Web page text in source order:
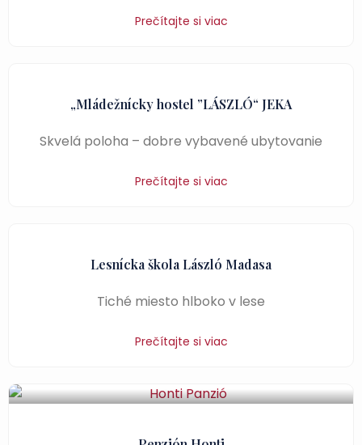
Prečítajte si viac
„Mládežnícky hostel ”LÁSZLÓ“ JEKA
Skvelá poloha – dobre vybavené ubytovanie
Prečítajte si viac
Lesnícka škola László Madasa
Tiché miesto hlboko v lese
Prečítajte si viac